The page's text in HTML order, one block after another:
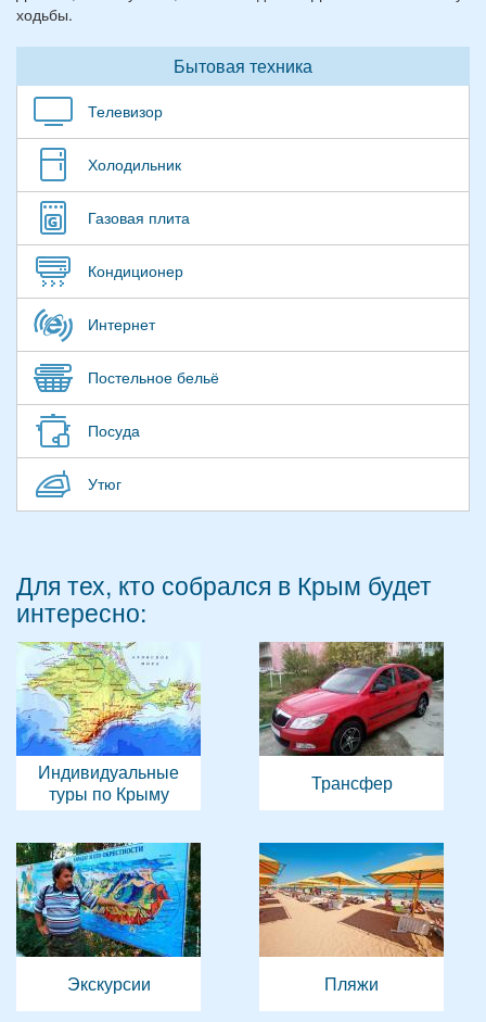
ходьбы.
Бытовая техника
Телевизор
Холодильник
Газовая плита
Кондиционер
Интернет
Постельное бельё
Посуда
Утюг
Для тех, кто собрался в Крым будет
интересно:
Индивидуальные
туры по Крыму
Трансфер
Экскурсии Пляжи